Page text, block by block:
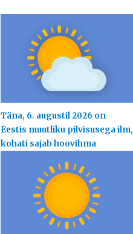
Täna, 6. augustil 2026 on
Eestis muutliku pilvisusega ilm,
kohati sajab hoovihma